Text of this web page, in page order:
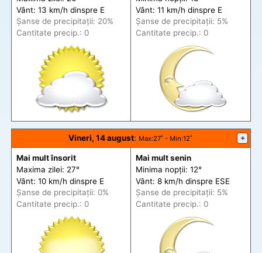
Vânt: 13 km/h dinspre E
Șanse de precipitații: 20%
Cantitate precip.: 0
Vânt: 11 km/h dinspre E
Șanse de precipitații: 5%
Cantitate precip.: 0
Vineri, 14 august: Max:27˚ - Min:12˚ +
Mai mult însorit
Maxima zilei: 27°
Vânt: 10 km/h dinspre E
Șanse de precipitații: 0%
Cantitate precip.: 0
Mai mult senin
Minima nopții: 12°
Vânt: 8 km/h dinspre ESE
Șanse de precipitații: 5%
Cantitate precip.: 0